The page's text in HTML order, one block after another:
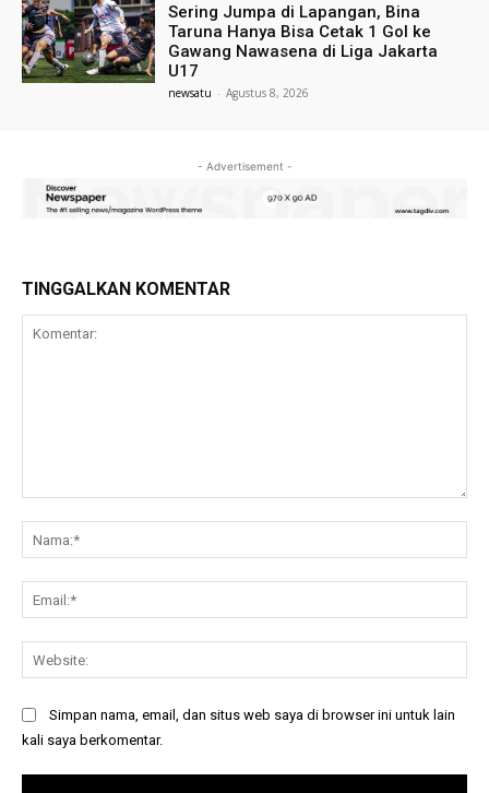
Sering Jumpa di Lapangan, Bina
Taruna Hanya Bisa Cetak 1 Gol ke
Gawang Nawasena di Liga Jakarta
U17
newsatu - Agustus 8, 2026
- Advertisement -
TINGGALKAN KOMENTAR
Simpan nama, email, dan situs web saya di browser ini untuk lain
kali saya berkomentar.